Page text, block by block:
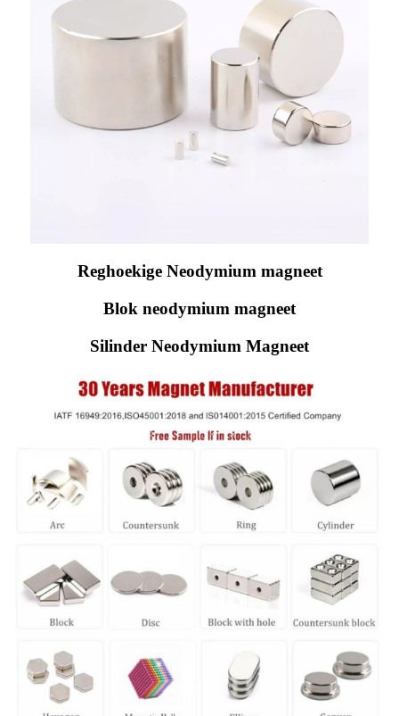
Reghoekige Neodymium magneet
Blok neodymium magneet
Silinder Neodymium Magneet